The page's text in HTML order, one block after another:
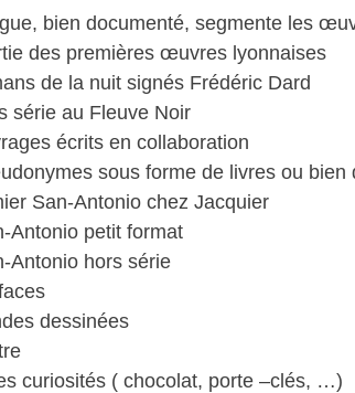
bien documenté, segmente les
des premières œuvres lyonnaises
de la nuit signés Frédéric Dard
série au Fleuve Noir
écrits en collaboration
sous forme de livres ou
San-Antonio chez Jacquier
Antonio petit format
Antonio hors série
dessinées
curiosités ( chocolat, porte –clés, …)